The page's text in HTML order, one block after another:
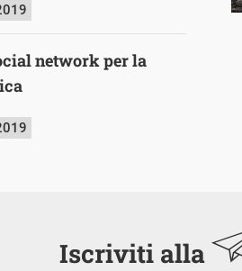
network per la
Iscriviti alla